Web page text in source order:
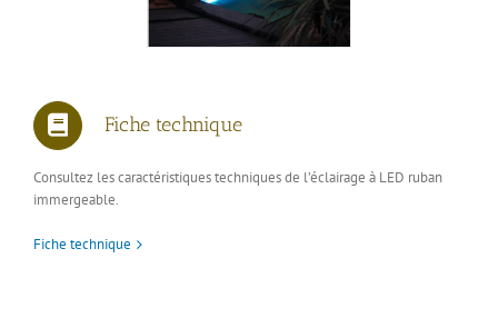
Fiche technique
Consultez les caractéristiques techniques de l’éclairage à LED ruban
immergeable.
Fiche technique